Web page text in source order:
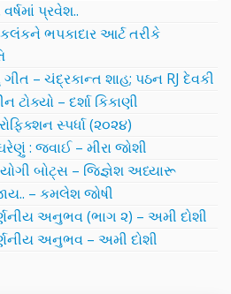
પ્રવેશ..
ભપકાદાર આર્ટ તરીકે
– ચંદ્રકાન્ત શાહ; પઠન RJ દેવકી
– દર્શા કિકાણી
સ્પર્ધા (૨૦૨૪)
: જવાઈ – મીરા જોશી
બોટ્સ – જિજ્ઞેશ અધ્યારૂ
– કમલેશ જોષી
અનુભવ (ભાગ ૨) – અમી દોશી
અનુભવ – અમી દોશી